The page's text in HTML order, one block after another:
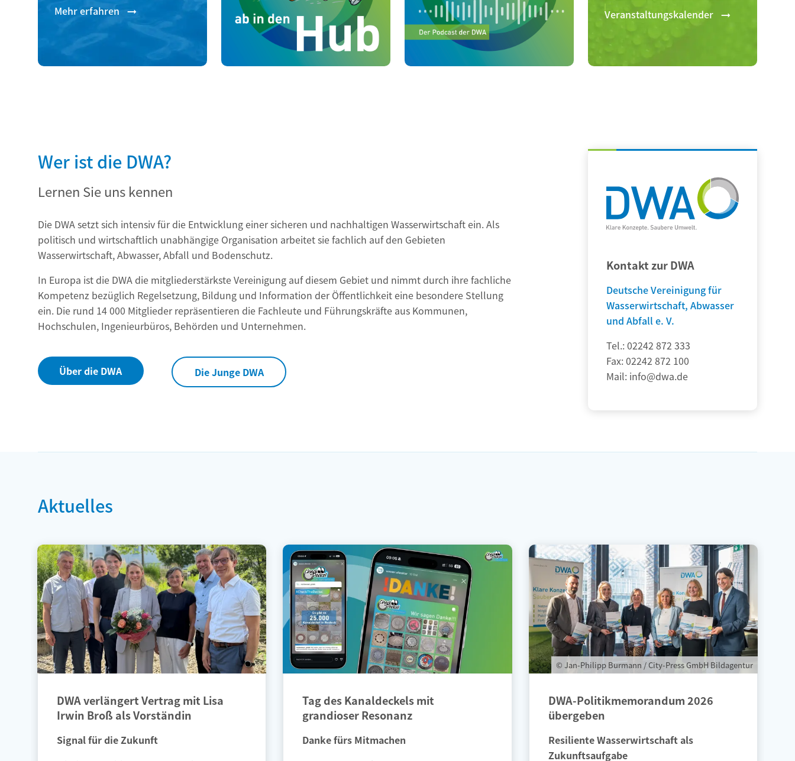
Mehr erfahren
Veranstaltungskalender
Wer ist die DWA?
Lernen Sie uns kennen
Die DWA setzt sich intensiv für die Entwicklung einer sicheren und nachhaltigen Wasserwirtschaft ein. Als
politisch und wirtschaftlich unabhängige Organisation arbeitet sie fachlich auf den Gebieten
Wasserwirtschaft, Abwasser, Abfall und Bodenschutz.
In Europa ist die DWA die mitgliederstärkste Vereinigung auf diesem Gebiet und nimmt durch ihre fachliche
Kompetenz bezüglich Regelsetzung, Bildung und Information der Öffentlichkeit eine besondere Stellung
ein. Die rund 14 000 Mitglieder repräsentieren die Fachleute und Führungskräfte aus Kommunen,
Hochschulen, Ingenieurbüros, Behörden und Unternehmen.
Über die DWA Die Junge DWA
Kontakt zur DWA
Deutsche Vereinigung für
Wasserwirtschaft, Abwasser
und Abfall e. V.
Tel.: 02242 872 333
Fax: 02242 872 100
Mail:info@dwa.de
Aktuelles
DWA verlängert Vertrag mit Lisa
Irwin Broß als Vorständin
Signal für die Zukunft
Mit der vorzeitigen Vertragsverlängerung
Tag des Kanaldeckels mit
grandioser Resonanz
Danke fürs Mitmachen
Länge: 600.000 km.
© Jan-Philipp Burmann / City-Press GmbH Bildagentur
DWA-Politikmemorandum 2026
übergeben
Resiliente Wasserwirtschaft als
Zukunftsaufgabe